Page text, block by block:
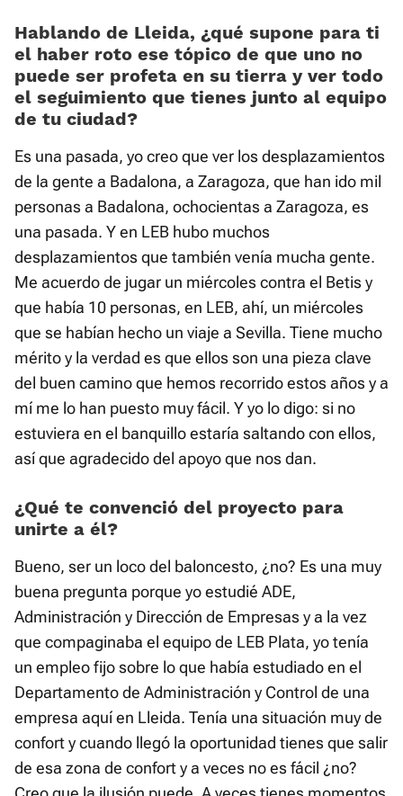
Hablando de Lleida, ¿qué supone para ti
el haber roto ese tópico de que uno no
puede ser profeta en su tierra y ver todo
el seguimiento que tienes junto al equipo
de tu ciudad?
Es una pasada, yo creo que ver los desplazamientos
de la gente a Badalona, a Zaragoza, que han ido mil
personas a Badalona, ochocientas a Zaragoza, es
una pasada. Y en LEB hubo muchos
desplazamientos que también venía mucha gente.
Me acuerdo de jugar un miércoles contra el Betis y
que había 10 personas, en LEB, ahí, un miércoles
que se habían hecho un viaje a Sevilla. Tiene mucho
mérito y la verdad es que ellos son una pieza clave
del buen camino que hemos recorrido estos años y a
mí me lo han puesto muy fácil. Y yo lo digo: si no
estuviera en el banquillo estaría saltando con ellos,
así que agradecido del apoyo que nos dan.
¿Qué te convenció del proyecto para
unirte a él?
Bueno, ser un loco del baloncesto, ¿no? Es una muy
buena pregunta porque yo estudié ADE,
Administración y Dirección de Empresas y a la vez
que compaginaba el equipo de LEB Plata, yo tenía
un empleo fijo sobre lo que había estudiado en el
Departamento de Administración y Control de una
empresa aquí en Lleida. Tenía una situación muy de
confort y cuando llegó la oportunidad tienes que salir
de esa zona de confort y a veces no es fácil ¿no?